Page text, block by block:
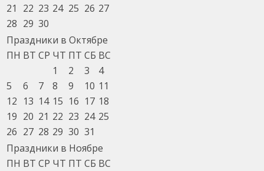
21
22 23 24 25 26 27
28 29 30
Праздники в Октябре
ПН ВТ СР ЧТ ПТ СБ ВС
1
2 3
4
5
6 7 8 9 10 11
12 13 14 15 16 17 18
19 20 21 22 23 24 25
26 27 28 29 30 31
Праздники в Ноябре
ПН ВТ СР ЧТ ПТ СБ ВС